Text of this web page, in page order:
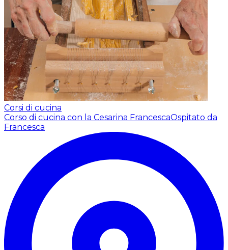
Corsi di cucina
Corso di cucina con la Cesarina FrancescaOspitato da
Francesca